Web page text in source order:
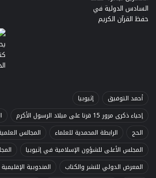
أحمد التوفيق
إثيوبيا
إحياء ذكرى مرور 15 قرنا على ميلاد الرسول الأكرم
الحج
الرابطة المحمدية للعلماء
المجالس
المجلس الأعلى للشؤون الإسلامية في إثيوبيا
المعرض الدولي للنشر والكتاب
المندوبية